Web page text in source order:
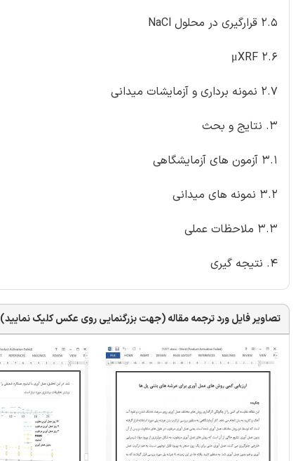
2.5 قرارگیری در محلول NaCl
2.6 μXRF
2.7 نمونه برداری و آزمایشات میدانی
3. نتایج و بحث
3.1 آزمون های آزمایشگاهی
3.2 نمونه های میدانی
3.3 ملاحظات عملی
4. نتیجه گیری
تصاویر فایل ورد ترجمه مقاله (جهت بزرگنمایی روی عکس کلیک نمایید)